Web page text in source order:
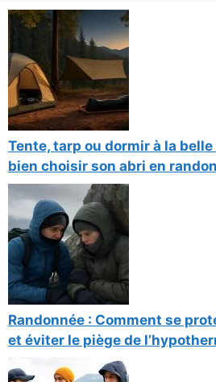
Tente, tarp ou dormir à la
bien choisir son abri en
Randonnée : Comment se
et éviter le piège de